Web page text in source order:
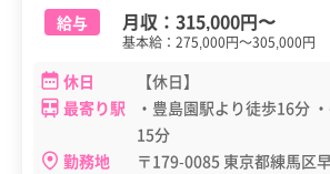
給与
月収： 315,000円〜
基本給：275,000円～305,000円
休日
【休日】
最寄り駅
・豊島園駅より徒歩16分
15分
勤務地
〒179-0085 東京都練馬区